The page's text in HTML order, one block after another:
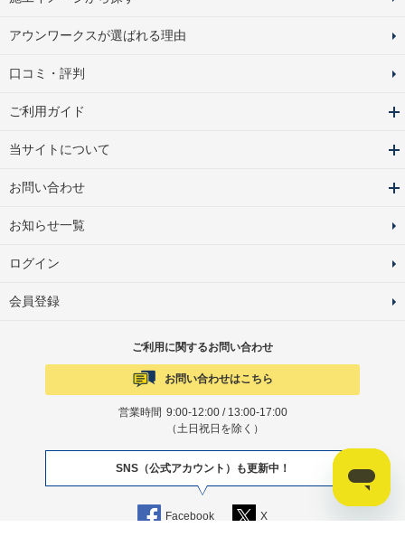
アウンワークスが選ばれる理由
口コミ・評判
ご利用ガイド
当サイトについて
お問い合わせ
お知らせ一覧
ログイン
会員登録
ご利用に関するお問い合わせ
お問い合わせはこちら
営業時間 9:00-12:00 / 13:00-17:00
（土日祝日を除く）
SNS（公式アカウント）も更新中！
Facebook X